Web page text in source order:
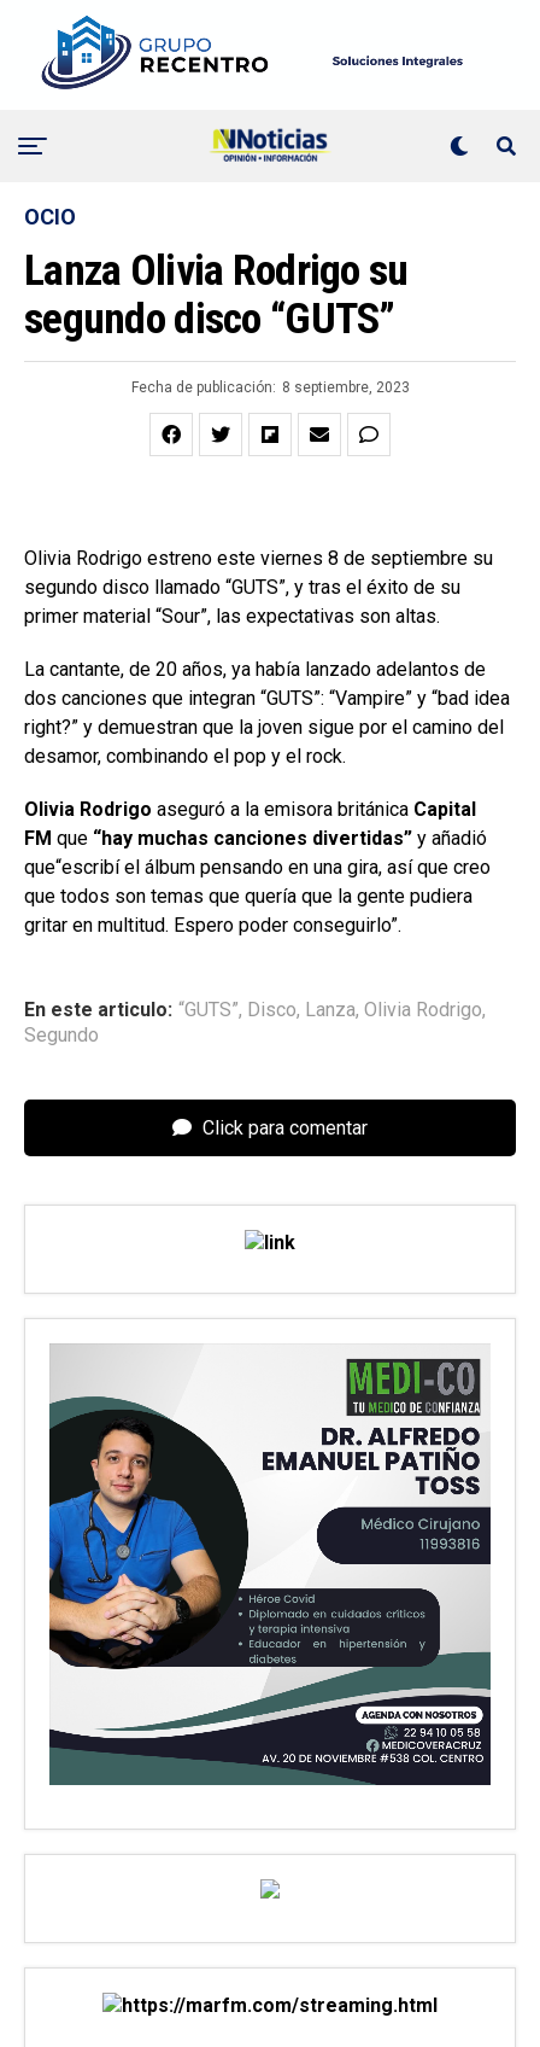
OCIO
Lanza Olivia Rodrigo su
segundo disco “GUTS”
Fecha de publicación: 8 septiembre, 2023
Olivia Rodrigo estreno este viernes 8 de septiembre su
segundo disco llamado “GUTS”, y tras el éxito de su
primer material “Sour”, las expectativas son altas.
La cantante, de 20 años, ya había lanzado adelantos de
dos canciones que integran “GUTS”: “Vampire” y “bad idea
right?” y demuestran que la joven sigue por el camino del
desamor, combinando el pop y el rock.
Olivia Rodrigo aseguró a la emisora británica Capital
FM que “hay muchas canciones divertidas” y añadió
que“escribí el álbum pensando en una gira, así que creo
que todos son temas que quería que la gente pudiera
gritar en multitud. Espero poder conseguirlo”.
En este articulo: “GUTS”, Disco, Lanza, Olivia Rodrigo,
Segundo
Click para comentar